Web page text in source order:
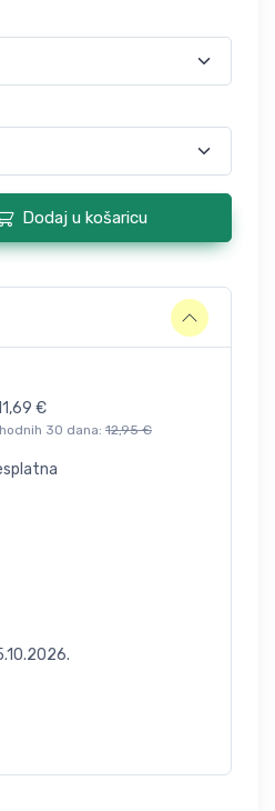
Dodaj u košaricu
€
30 dana: 12,95 €